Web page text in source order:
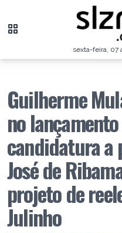
sexta-feira, 07
Guilherme
no
candidatura a
José de
projeto de
Julinho